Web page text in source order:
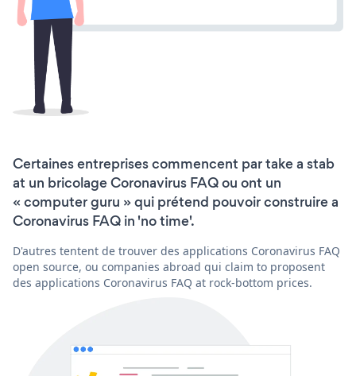
Certaines entreprises commencent par take a stab
at un bricolage Coronavirus FAQ ou ont un
« computer guru » qui prétend pouvoir construire a
Coronavirus FAQ in 'no time'.
D'autres tentent de trouver des applications Coronavirus FAQ
open source, ou companies abroad qui claim to proposent
des applications Coronavirus FAQ at rock-bottom prices.